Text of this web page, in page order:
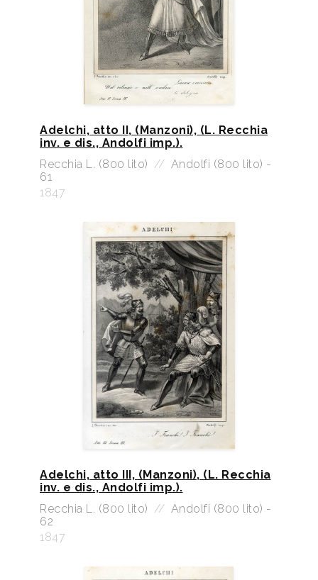
Adelchi, atto II, (Manzoni), (L. Recchia
inv. e dis., Andolfi imp.).
Recchia L. (800 lito) // Andolfi (800 lito) -
61
1847
Adelchi, atto III, (Manzoni), (L. Recchia
inv. e dis., Andolfi imp.).
Recchia L. (800 lito) // Andolfi (800 lito) -
62
1847